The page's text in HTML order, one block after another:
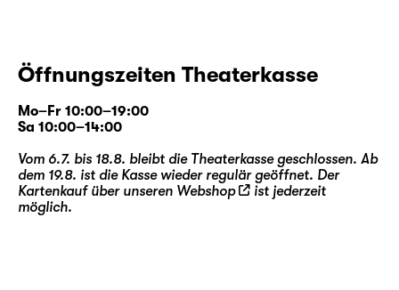
Öffnungszeiten Theaterkasse
Mo–Fr 10:00–19:00
Sa 10:00–14:00
Vom 6.7. bis 18.8. bleibt die Theaterkasse geschlossen. Ab
dem 19.8. ist die Kasse wieder regulär geöffnet. Der
Kartenkauf über unseren Webshop
ist jederzeit
möglich.